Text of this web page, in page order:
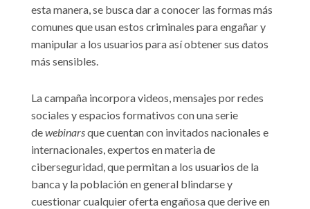
esta manera, se busca dar a conocer las formas más
comunes que usan estos criminales para engañar y
manipular a los usuarios para así obtener sus datos
más sensibles.
La campaña incorpora videos, mensajes por redes
sociales y espacios formativos con una serie
dewebinarsque cuentan con invitados nacionales e
internacionales, expertos en materia de
ciberseguridad, que permitan a los usuarios de la
banca y la población en general blindarse y
cuestionar cualquier oferta engañosa que derive en